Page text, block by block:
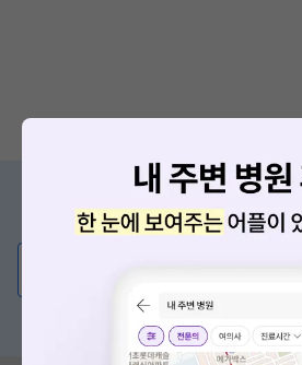
증상/치료, 궁금한 점
의사가 직접 답해드
혹은, 의료상담 서비스에 다양한